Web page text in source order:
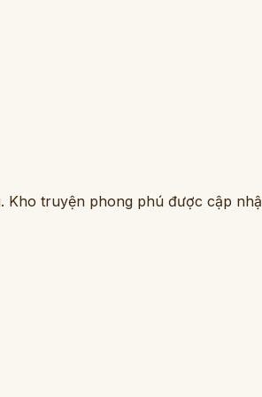
truyện phong phú được cập